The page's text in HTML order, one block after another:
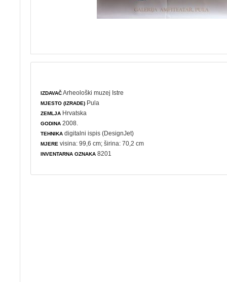
IZDAVAČArheološki muzej Istre
MJESTO (IZRADE) Pula
ZEMLJA Hrvatska
GODINA 2008.
TEHNIKA digitalni ispis (DesignJet)
MJERE visina: 99,6 cm; širina: 70,2 cm
INVENTARNA OZNAKA 8201